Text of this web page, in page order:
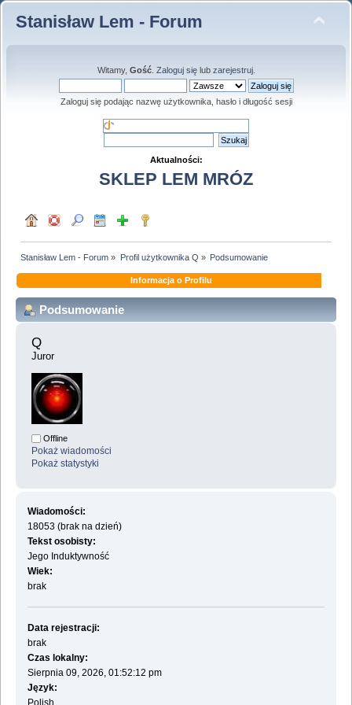
Stanisław Lem - Forum
Witamy, Gość. Zaloguj sięlub zarejestruj.
Zaloguj się podając nazwę użytkownika, hasło i długość sesji
Aktualności:
SKLEP LEM MRÓZ
Stanisław Lem - Forum » Profil użytkownika Q » Podsumowanie
Informacja o Profilu
Podsumowanie
Q
Juror
Offline
Pokaż wiadomości
Pokaż statystyki
Wiadomości:
18053 (brak na dzień)
Tekst osobisty:
Jego Induktywność
Wiek:
brak
Data rejestracji:
brak
Czas lokalny:
Sierpnia 09, 2026, 01:52:12 pm
Język:
Polish